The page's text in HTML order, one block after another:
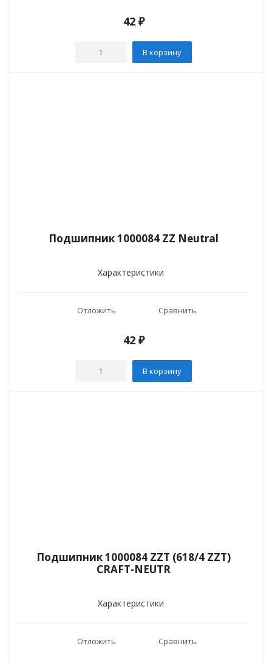
42 ₽
В корзину
Подшипник 1000084 ZZ Neutral
Характеристики
Отложить Сравнить
42 ₽
В корзину
Подшипник 1000084 ZZT (618/4 ZZT)
CRAFT-NEUTR
Характеристики
Отложить Сравнить